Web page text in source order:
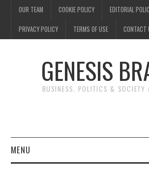
OUR TEAM COOKIE POLICY EDITORIAL
PRIVACY POLICY TERMS OF USE CONTACT
GENESIS
BUSINESS, POLITICS & SOCIETY
MENU